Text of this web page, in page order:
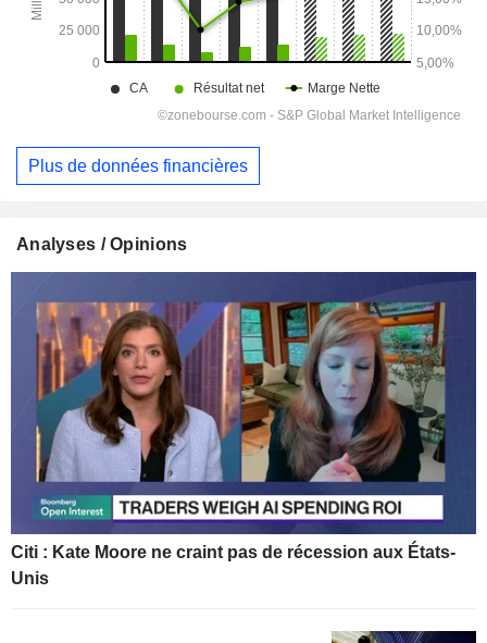
Plus de données financières
Analyses / Opinions
Citi : Kate Moore ne craint pas de récession aux États-
Unis